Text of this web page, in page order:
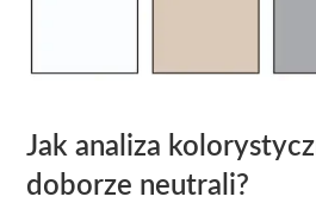
Jak analiza
doborze neutrali?